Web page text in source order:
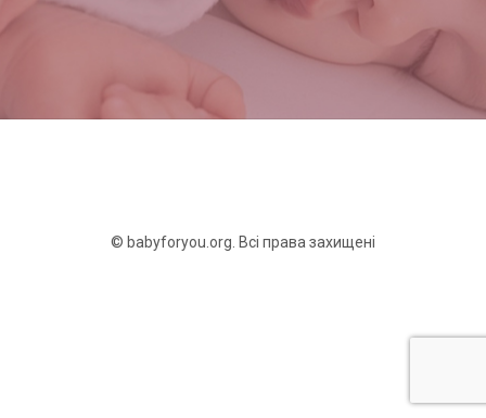
© babyforyou.org. Всі права захищені